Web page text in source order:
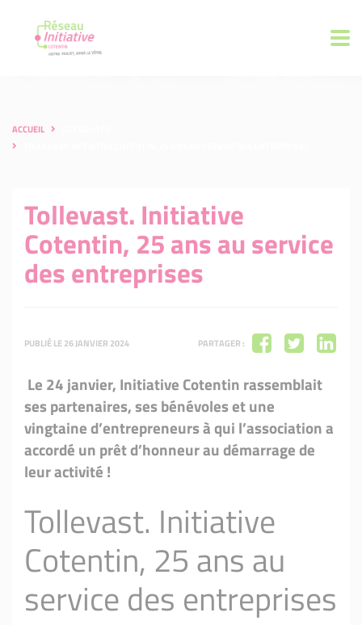
ACCUEIL
Tollevast. Initiative
Cotentin, 25 ans au service
des entreprises
PUBLIÉ LE 26 JANVIER 2024 PARTAGER :
Le 24 janvier, Initiative Cotentin rassemblait
ses partenaires, ses bénévoles et une
vingtaine d’entrepreneurs à qui l’association a
accordé un prêt d’honneur au démarrage de
leur activité !
Tollevast. Initiative
Cotentin, 25 ans au
service des entreprises